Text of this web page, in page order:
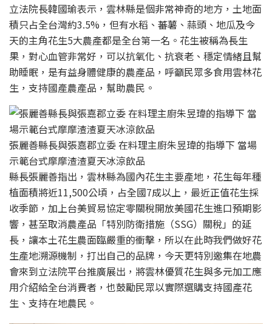
立法院長韓國瑜表示，雲林縣是個非常神奇的地方，土地面
積只占全台灣約3.5%，但有水稻、蕃薯、蒜頭、地瓜及今
天的主角花生5大農產都是全台第一名。花生被稱為長生
果，對心血管非常好，可以抗氧化、抗衰老、穩定情緒且幫
助睡眠，是有益身體健康的農產品，呼籲民眾多食用雲林花
生，支持國產農產品，幫助農民。
張麗善縣長與張嘉郡立委 在料理主廚朱昱瑋的指導下 當場
示範台式摩摩渣渣夏天冰涼飲品
縣長張麗善指出，雲林縣為國內花生主要產地，花生每年種
植面積將近11,500公頃，占全國7成以上，最近正值花生採
收季節，加上台美貿易協定零關稅開放美國花生進口預期影
響，甚至取消農產品「特別防衛措施（SSG）關稅」的延
長，讓本土花生農面臨嚴重的衝擊，所以在此時我們做好花
生產地溯源機制，打出自己的品牌，今天更特別邀集在地農
會來到立法院平台推廣展出，將雲林優質花生與多元加工應
用介紹給全台消費者，也鼓勵民眾以實際選購支持國產花
生、支持在地農民。